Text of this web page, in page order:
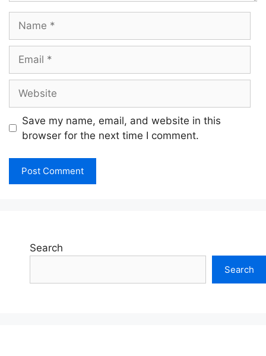
Save my name, email, and website in this
browser for the next time I comment.
Search
Search